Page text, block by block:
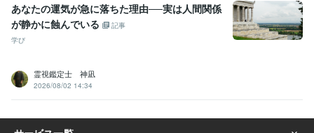
あなたの運気が急に落ちた理由──実は人間関係
が静かに蝕んでいる
記事
学び
霊視鑑定士 神凪
2026/08/02 14:34